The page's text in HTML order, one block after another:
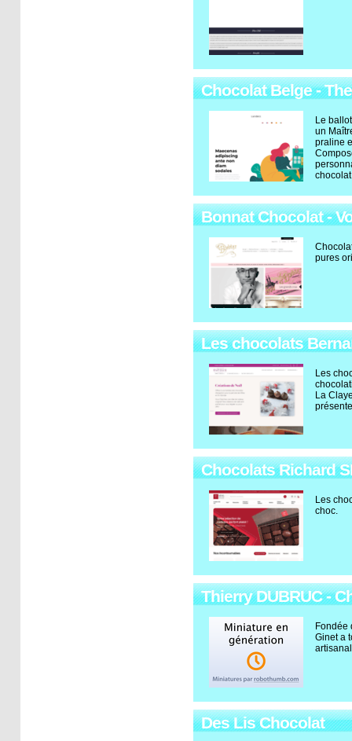
Chocolat Belge -
Le
un
praline
Bonnat Chocolat -
pures
Les chocolats
Les
La
Chocolats Richard
Les
choc.
Thierry DUBRUC -
Fondée
Ginet a
Des Lis Chocolat